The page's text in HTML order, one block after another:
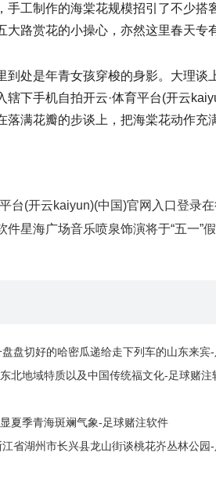
手工制作的海棠花规模招引了不少
大路赏花的小操心，亦然这里春天专
到处是年青女孩穿梭的身影。大理
辖下手机自拍开云·体育平台(开云
落满花瓣的步谈上，把海棠花动作充
台(开云kaiyun)(中国)官网入口登录
件星海广场音乐喷泉饰演将于“五一”
盘切好的哈密瓜递给走下列车的山东来宾
北地域特质以及中国传统福文化-足球赌注
夏季青海斑斓气象-足球赌注软件
省湖州市长兴县龙山街谈桃花岕丛林公园